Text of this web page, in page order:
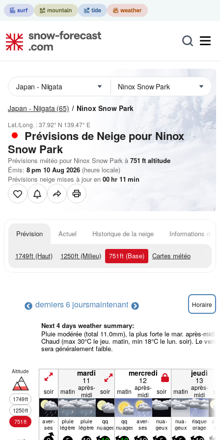
Japan - Niigata (65) Ninox Snow Park
Lat./Long. :37.92° N 139.47° E
Prévisions de Neige pour Ninox
Snow Park
Prévisions météo pour Ninox Snow Park à 751 ft altitude
Émis: 8 pm 10 Aug 2026 (heure locale)
Prévisions neige mises à jour en 00hr 11 min
Prévision Actuel Historique de la neige Informations du
1749ft (Haut) 1250ft (Milieu) 751ft (Base) Cartes météo
derniers 6 joursmaintenant Horaire
Next 4 days weather summary:
Pluie modérée (total 11.0mm), la plus forte le mar. après-midi.
Chaud (max 30°C le jeu. matin, min 18°C le lun. soir). Le vent
sera généralement faible.
Altitude
1749ft
1250ft
751ft
mardi
11
mercredi
12
jeudi
13
soir matin après-
midi
soir matin après-
midi
soir matin après-
midi
aver­
ses
pluie
légère
pluie
légère
qq
nuages
qq
nuages
aver­
ses
nua­
geux
nua­
geux
risque
orage